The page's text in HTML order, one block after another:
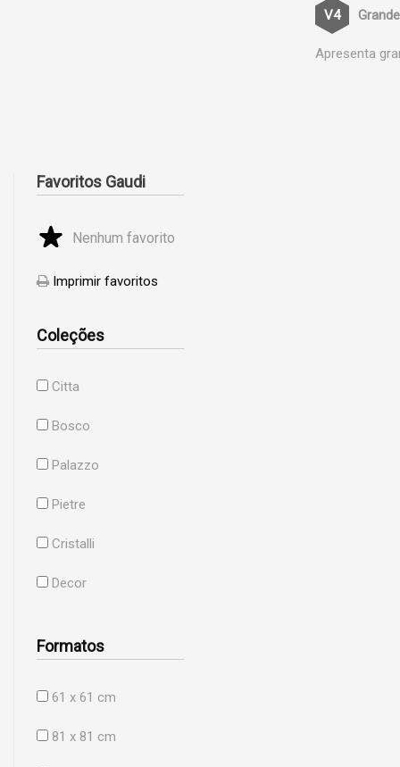
Apresenta
Favoritos Gaudi
Nenhum favorito
Imprimir favoritos
Coleções
Citta
Bosco
Palazzo
Pietre
Cristalli
Decor
Formatos
61 x 61 cm
81 x 81 cm